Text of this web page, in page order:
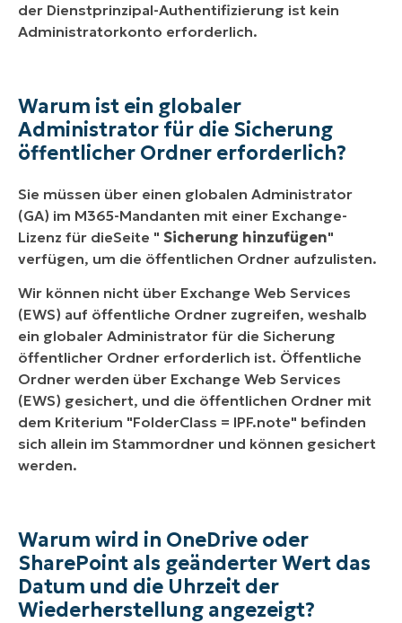
der Dienstprinzipal-Authentifizierung ist kein
Administratorkonto erforderlich.
Warum ist ein globaler
Administrator für die Sicherung
öffentlicher Ordner erforderlich?
Sie müssen über einen globalen Administrator
(GA) im M365-Mandanten mit einer Exchange-
Lizenz für dieSeite " Sicherung hinzufügen"
verfügen, um die öffentlichen Ordner aufzulisten.
Wir können nicht über Exchange Web Services
(EWS) auf öffentliche Ordner zugreifen, weshalb
ein globaler Administrator für die Sicherung
öffentlicher Ordner erforderlich ist. Öffentliche
Ordner werden über Exchange Web Services
(EWS) gesichert, und die öffentlichen Ordner mit
dem Kriterium "FolderClass = IPF.note" befinden
sich allein im Stammordner und können gesichert
werden.
Warum wird in OneDrive oder
SharePoint als geänderter Wert das
Datum und die Uhrzeit der
Wiederherstellung angezeigt?